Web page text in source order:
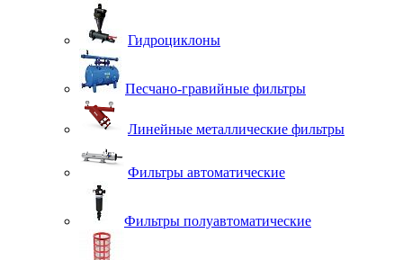
Гидроциклоны
Песчано-гравийные фильтры
Линейные металлические фильтры
Фильтры автоматические
Фильтры полуавтоматические